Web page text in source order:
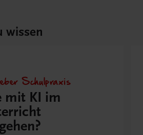
wissen
Schulpraxis
mit KI im